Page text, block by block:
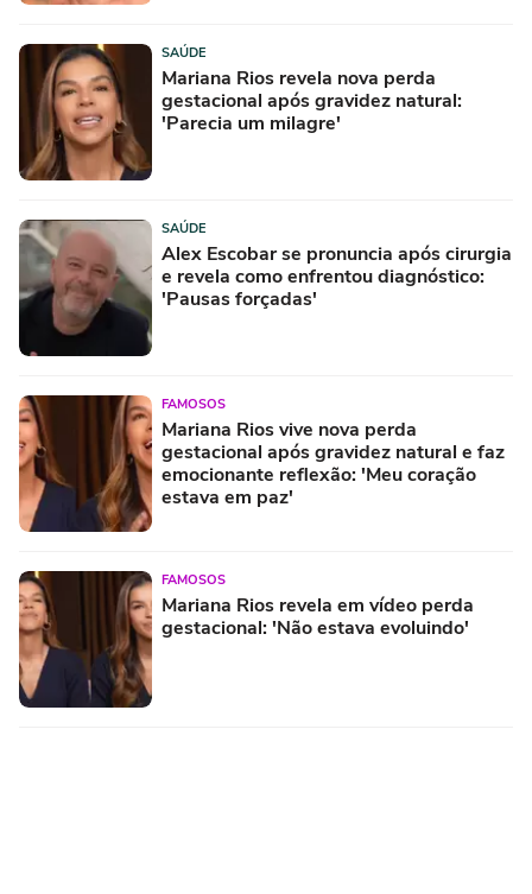
SAÚDE
Mariana Rios revela nova perda
gestacional após gravidez natural:
'Parecia um milagre'
SAÚDE
Alex Escobar se pronuncia após cirurgia
e revela como enfrentou diagnóstico:
'Pausas forçadas'
FAMOSOS
Mariana Rios vive nova perda
gestacional após gravidez natural e faz
emocionante reflexão: 'Meu coração
estava em paz'
FAMOSOS
Mariana Rios revela em vídeo perda
gestacional: 'Não estava evoluindo'